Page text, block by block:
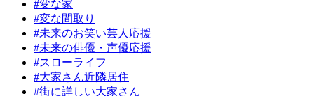
#変な家
#変な間取り
#未来のお笑い芸人応援
#未来の俳優・声優応援
#スローライフ
#大家さん近隣居住
#街に詳しい大家さん